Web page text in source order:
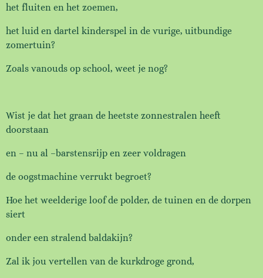
het fluiten en het zoemen,
het luid en dartel kinderspel in de vurige, uitbundige
zomertuin?
Zoals vanouds op school, weet je nog?
Wist je dat het graan de heetste zonnestralen heeft
doorstaan
en – nu al –barstensrijp en zeer voldragen
de oogstmachine verrukt begroet?
Hoe het weelderige loof de polder, de tuinen en de dorpen
siert
onder een stralend baldakijn?
Zal ik jou vertellen van de kurkdroge grond,